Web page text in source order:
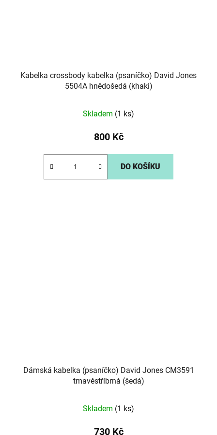
Kabelka crossbody kabelka (psaníčko) David Jones
5504A hnědošedá (khaki)
Skladem (1 ks)
800 Kč
DO KOŠÍKU
Dámská kabelka (psaníčko) David Jones CM3591
tmavěstříbrná (šedá)
Skladem (1 ks)
730 Kč